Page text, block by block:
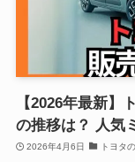
【2026年最新】
の推移は？ 人気
2026年4月6日 トヨタ